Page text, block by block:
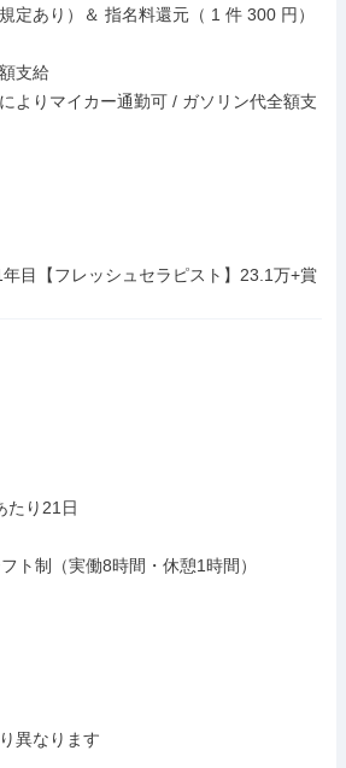
定あり）＆ 指名料還元（ 1 件 300 円）
支給
よりマイカー通勤可 / ガソリン代全額支
年目【フレッシュセラピスト】23.1万+賞
たり21日
ト制（実働8時間・休憩1時間）
異なります